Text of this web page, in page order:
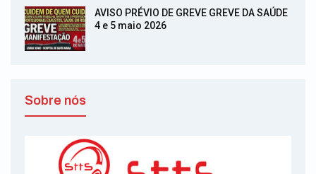
AVISO PRÉVIO DE GREVE GREVE DA SAÚDE
4 e 5 maio 2026
Sobre nós